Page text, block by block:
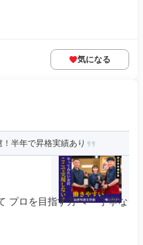
気になる
半年で昇格実績あり
プロを目指す方へ ・丁寧な